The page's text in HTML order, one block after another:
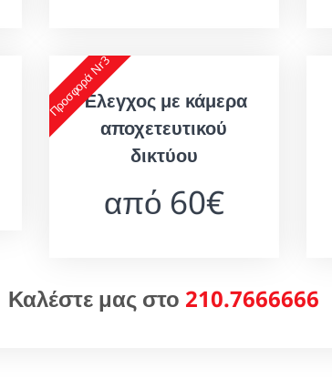
Προσφορά Nr3Έλεγχος με κάμερα
αποχετευτικού
δικτύου
από 60€
Καλέστε μας στο 210.7666666